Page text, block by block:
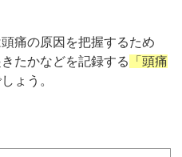
痛の原因を把握するため
たかなどを記録する
「頭痛
ょう。